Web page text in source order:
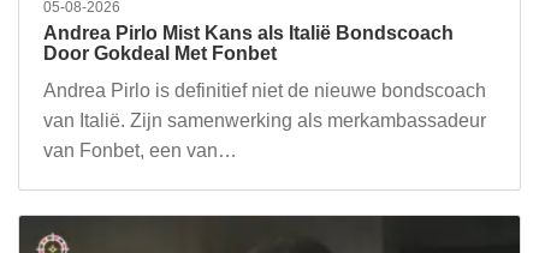
05-08-2026
Andrea Pirlo Mist Kans als Italië Bondscoach
Door Gokdeal Met Fonbet
Andrea Pirlo is definitief niet de nieuwe bondscoach
van Italië. Zijn samenwerking als merkambassadeur
van Fonbet, een van…